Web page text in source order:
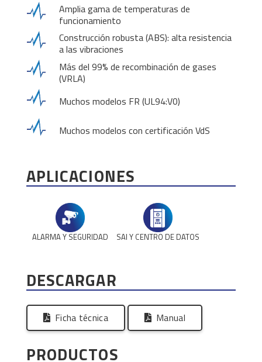
Amplia gama de temperaturas de
funcionamiento
Construcción robusta (ABS): alta resistencia
a las vibraciones
Más del 99% de recombinación de gases
(VRLA)
Muchos modelos FR (UL94:V0)
Muchos modelos con certificación VdS
APLICACIONES
ALARMA Y SEGURIDAD SAI Y CENTRO DE DATOS
DESCARGAR
Ficha técnica Manual
PRODUCTOS